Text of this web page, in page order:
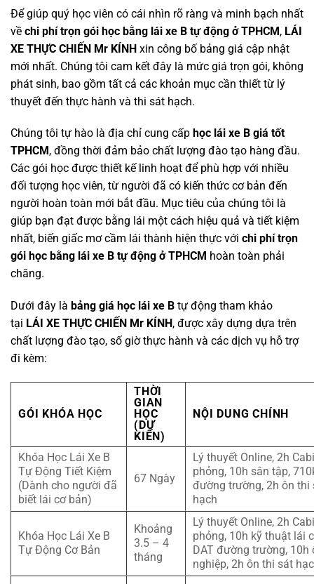
Để giúp quý học viên có cái nhìn rõ ràng và minh bạch nhất
về chi phí trọn gói học bằng lái xe B tự động ở TPHCM, LÁI
XE THỰC CHIẾN Mr KÍNH xin công bố bảng giá cập nhật
mới nhất. Chúng tôi cam kết đây là mức giá trọn gói, không
phát sinh, bao gồm tất cả các khoản mục cần thiết từ lý
thuyết đến thực hành và thi sát hạch.
Chúng tôi tự hào là địa chỉ cung cấp học lái xe B giá tốt
TPHCM , đồng thời đảm bảo chất lượng đào tạo hàng đầu.
Các gói học được thiết kế linh hoạt để phù hợp với nhiều
đối tượng học viên, từ người đã có kiến thức cơ bản đến
người hoàn toàn mới bắt đầu. Mục tiêu của chúng tôi là
giúp bạn đạt được bằng lái một cách hiệu quả và tiết kiệm
nhất, biến giấc mơ cầm lái thành hiện thực với chi phí trọn
gói học bằng lái xe B tự động ở TPHCM hoàn toàn phải
chăng.
Dưới đây là bảng giá học lái xe B tự động tham khảo
tại LÁI XE THỰC CHIẾN Mr KÍNH , được xây dựng dựa trên
chất lượng đào tạo, số giờ thực hành và các dịch vụ hỗ trợ
đi kèm:
GÓI KHÓA HỌC
THỜI
GIAN
HỌC
(DỰ
KIẾN)
NỘI DUNG CHÍNH
Khóa Học Lái Xe B
Tự Động Tiết Kiệm
(Dành cho người đã
biết lái cơ bản)
67 Ngày
Lý thuyết Online, 2h
phỏng, 10h sân tập,
đường trường, 2h ôn thi
hạch
Khóa Học Lái Xe B
Tự Động Cơ Bản
Khoảng
3.5 – 4
tháng
Lý thuyết Online, 2h
phỏng, 10h kỹ thuật lái
DAT đường trường, 10h
nghiệp, 2h ôn thi sát